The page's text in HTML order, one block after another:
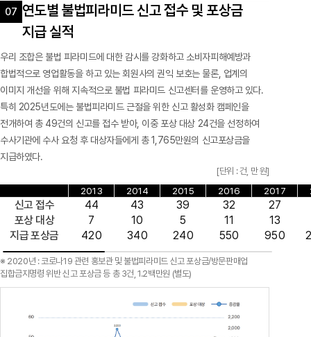
연도별 불법피라미드 신고 접수 및 포상금
지급 실적
우리 조합은 불법 피라미드에 대한 감시를 강화하고 소비자피해예방과
합법적으로 영업활동을 하고 있는 회원사의 권익 보호는 물론, 업계의
이미지 개선을 위해 지속적으로 불법 피라미드 신고센터를 운영하고 있다.
특히 2025년도에는 불법피라미드 근절을 위한 신고 활성화 캠페인을
전개하여 총 49건의 신고를 접수 받아, 이중 포상 대상 24건을 선정하여
수사기관에 수사 요청 후 대상자들에게 총 1,765만원의 신고포상금을
지급하였다.
[단위 : 건, 만 원]
2013 2014 2015 2016 2017
신고 접수 44 43 39 32
27
포상 대상
7 10 5 11
13
지급 포상금
420 340 240 550 950
※ 2020년 : 코로나19 관련 홍보관 및 불법피라미드 신고 포상금/방문판매업
집합금지명령 위반 신고 포상금 등 총 3건, 1.2백만원 (별도)